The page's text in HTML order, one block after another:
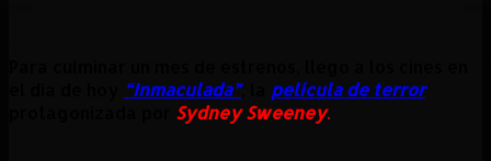
“Inmaculada”, la película de terror
Sydney Sweeney.